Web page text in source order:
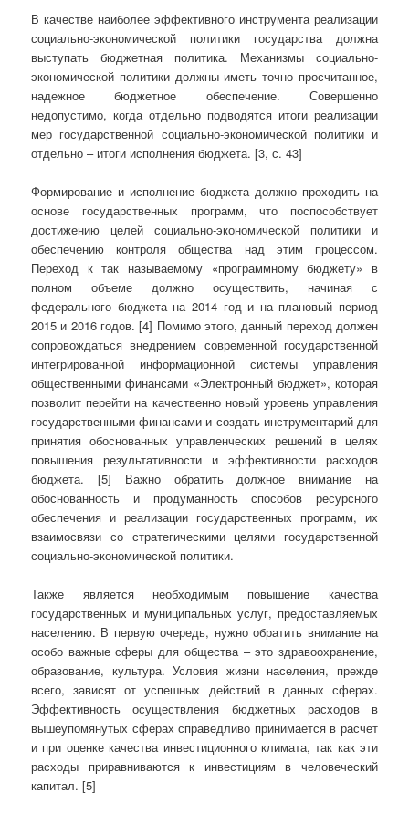
В качестве наиболее эффективного инструмента реализации
социально-экономической политики государства должна
выступать бюджетная политика. Механизмы социально-
экономической политики должны иметь точно просчитанное,
надежное бюджетное обеспечение. Совершенно
недопустимо, когда отдельно подводятся итоги реализации
мер государственной социально-экономической политики и
отдельно – итоги исполнения бюджета. [3, с. 43]
Формирование и исполнение бюджета должно проходить на
основе государственных программ, что поспособствует
достижению целей социально-экономической политики и
обеспечению контроля общества над этим процессом.
Переход к так называемому «программному бюджету» в
полном объеме должно осуществить, начиная с
федерального бюджета на 2014 год и на плановый период
2015 и 2016 годов. [4] Помимо этого, данный переход должен
сопровождаться внедрением современной государственной
интегрированной информационной системы управления
общественными финансами «Электронный бюджет», которая
позволит перейти на качественно новый уровень управления
государственными финансами и создать инструментарий для
принятия обоснованных управленческих решений в целях
повышения результативности и эффективности расходов
бюджета. [5] Важно обратить должное внимание на
обоснованность и продуманность способов ресурсного
обеспечения и реализации государственных программ, их
взаимосвязи со стратегическими целями государственной
социально-экономической политики.
Также является необходимым повышение качества
государственных и муниципальных услуг, предоставляемых
населению. В первую очередь, нужно обратить внимание на
особо важные сферы для общества – это здравоохранение,
образование, культура. Условия жизни населения, прежде
всего, зависят от успешных действий в данных сферах.
Эффективность осуществления бюджетных расходов в
вышеупомянутых сферах справедливо принимается в расчет
и при оценке качества инвестиционного климата, так как эти
расходы приравниваются к инвестициям в человеческий
капитал. [5]